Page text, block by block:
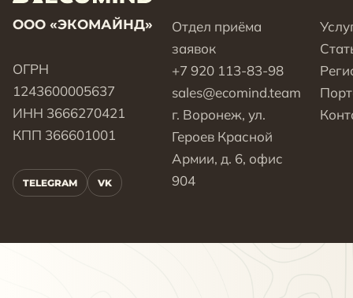
ООО «ЭКОМАЙНД»
ОГРН
1243600005637
ИНН 3666270421
КПП 366601001
TELEGRAM VK
Отдел приёма
заявок
+7 920 113-83-98
sales@ecomind.team
г. Воронеж, ул.
Героев Красной
Армии, д. 6, офис
904